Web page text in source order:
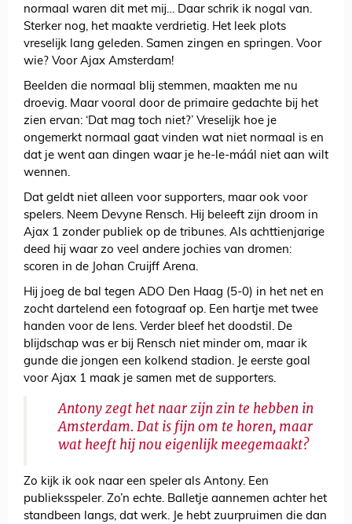
normaal waren dit met mij… Daar schrik ik nogal van.
Sterker nog, het maakte verdrietig. Het leek plots
vreselijk lang geleden. Samen zingen en springen. Voor
wie? Voor Ajax Amsterdam!
Beelden die normaal blij stemmen, maakten me nu
droevig. Maar vooral door de primaire gedachte bij het
zien ervan: ‘Dat mag toch niet?’ Vreselijk hoe je
ongemerkt normaal gaat vinden wat niet normaal is en
dat je went aan dingen waar je he-le-máál niet aan wilt
wennen.
Dat geldt niet alleen voor supporters, maar ook voor
spelers. Neem Devyne Rensch. Hij beleeft zijn droom in
Ajax 1 zonder publiek op de tribunes. Als achttienjarige
deed hij waar zo veel andere jochies van dromen:
scoren in de Johan Cruijff Arena.
Hij joeg de bal tegen ADO Den Haag (5-0) in het net en
zocht dartelend een fotograaf op. Een hartje met twee
handen voor de lens. Verder bleef het doodstil. De
blijdschap was er bij Rensch niet minder om, maar ik
gunde die jongen een kolkend stadion. Je eerste goal
voor Ajax 1 maak je samen met de supporters.
Antony zegt het naar zijn zin te hebben in
Amsterdam. Dat is fijn om te horen, maar
wat heeft hij nou eigenlijk meegemaakt?
Zo kijk ik ook naar een speler als Antony. Een
publieksspeler. Zo’n echte. Balletje aannemen achter het
standbeen langs, dat werk. Je hebt zuurpruimen die dan